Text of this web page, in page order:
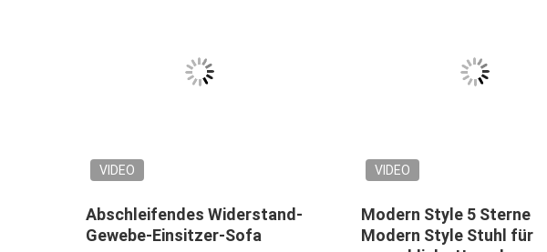
VIDEO
Abschleifendes Widerstand-
Gewebe-Einsitzer-Sofa
VIDEO
Modern Style 5 Sterne
Modern Style Stuhl für